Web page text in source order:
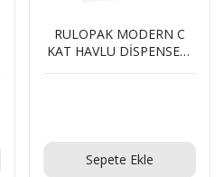
RULOPAK MODERN C
KAT HAVLU DİSPENSERİ
Sepete Ekle